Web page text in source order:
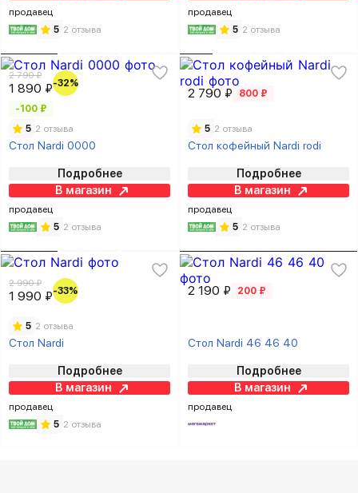
продавец
5 2 отзыва
продавец
5 2 отзыва
2 790 ₽
1 890 ₽-32%
-100 ₽
5 2 отзыва
Стол Nardi 0000
Подробнее
В магазин
продавец
5 2 отзыва
2 790 ₽ 800 ₽
5 2 отзыва
Стол кофейный Nardi rodi
Подробнее
В магазин
продавец
5 2 отзыва
2 990 ₽
1 990 ₽-33%
5 2 отзыва
Стол Nardi
Подробнее
В магазин
продавец
5 2 отзыва
2 190 ₽ 200 ₽
Стол Nardi 46 46 40
Подробнее
В магазин
продавец